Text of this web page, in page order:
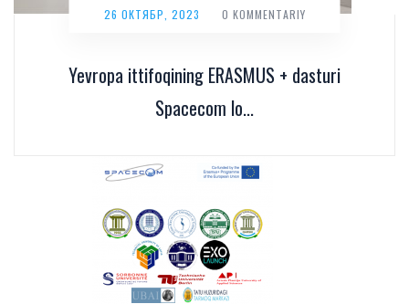
Yevropa ittifoqining ERASMUS + dasturi
Spacecom lo...
26 ОКТЯБР, 2023 0 KOMMENTARIY